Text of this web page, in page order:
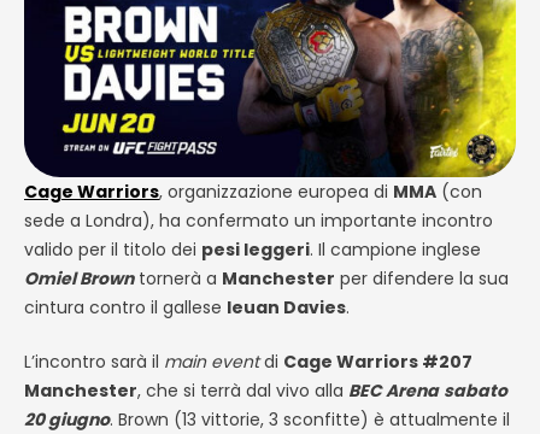
Cage Warriors, organizzazione europea di MMA (con
sede a Londra), ha confermato un importante incontro
valido per il titolo dei pesi leggeri. Il campione inglese
Omiel Browntornerà a Manchester per difendere la sua
cintura contro il gallese Ieuan Davies.
L’incontro sarà il main eventdi Cage Warriors #207
Manchester, che si terrà dal vivo alla BEC Arena sabato
20 giugno. Brown (13 vittorie, 3 sconfitte) è attualmente il